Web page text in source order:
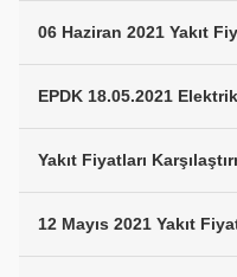
06 Haziran 2021 Yakıt
EPDK 18.05.2021
Yakıt Fiyatları
12 Mayıs 2021 Yakıt